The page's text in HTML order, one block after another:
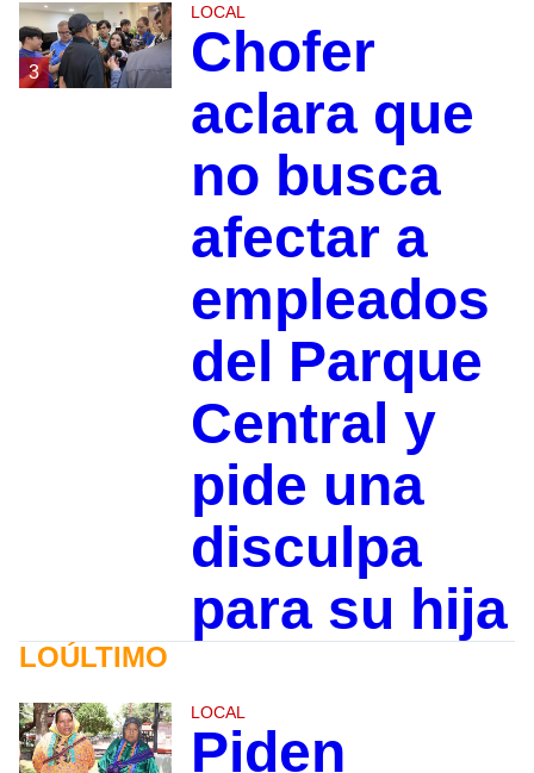
3
LOCAL
Chofer
aclara que
no busca
afectar a
empleados
del Parque
Central y
pide una
disculpa
para su hija
LOÚLTIMO
LOCAL
Piden